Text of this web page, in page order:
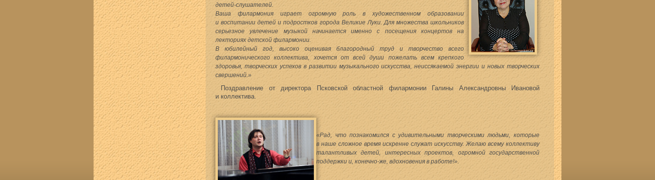
детей-слушателей.
Ваша филармония играет огромную роль в художественном образовании
и воспитании детей и подростков города Великие Луки. Для множества школьников
серьезное увлечение музыкой начинается именно с посещения концертов на
лекториях детской филармонии.
В юбилейный год, высоко оценивая благородный труд и творчество всего
филармонического коллектива, хочется от всей души пожелать всем крепкого
здоровья, творческих успехов в развитии музыкального искусства, неиссякаемой энергии и новых творческих
свершений.»
Поздравление от директора Псковской областной филармонии Галины Александровны Ивановой
и коллектива.
«Рад, что познакомился с удивительными творческими людьми, которые
в наше сложное время искренне служат искусству. Желаю всему коллективу
талантливых детей, интересных проектов, огромной государственной
поддержки и, конечно-же, вдохновения в работе!».